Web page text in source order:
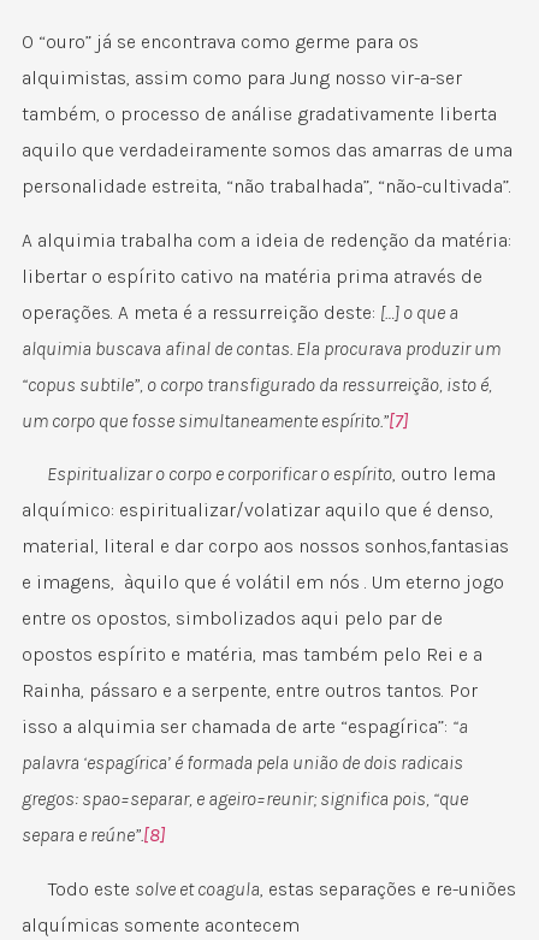
O “ouro” já se encontrava como germe para os
alquimistas, assim como para Jung nosso vir-a-ser
também, o processo de análise gradativamente liberta
aquilo que verdadeiramente somos das amarras de uma
personalidade estreita, “não trabalhada”, “não-cultivada”.
A alquimia trabalha com a ideia de redenção da matéria:
libertar o espírito cativo na matéria prima através de
operações. A meta é a ressurreição deste: […] o que a
alquimia buscava afinal de contas. Ela procurava produzir um
“copus subtile”, o corpo transfigurado da ressurreição, isto é,
um corpo que fosse simultaneamente espírito.”[7]
Espiritualizar o corpo e corporificar o espírito, outro lema
alquímico: espiritualizar/volatizar aquilo que é denso,
material, literal e dar corpo aos nossos sonhos,fantasias
e imagens, àquilo que é volátil em nós . Um eterno jogo
entre os opostos, simbolizados aqui pelo par de
opostos espírito e matéria, mas também pelo Rei e a
Rainha, pássaro e a serpente, entre outros tantos. Por
isso a alquimia ser chamada de arte “espagírica”: “a
palavra ‘espagírica’ é formada pela união de dois radicais
gregos: spao=separar, e ageiro=reunir; significa pois, “que
separa e reúne”.[8]
Todo este solve et coagula , estas separações e re-uniões
alquímicas somente acontecem